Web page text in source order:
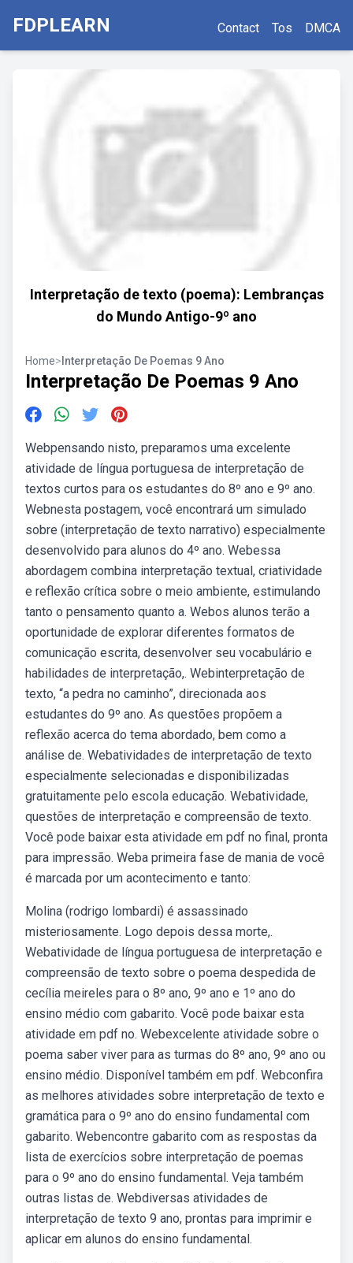
FDPLEARN Contact Tos DMCA
Interpretação de texto (poema): Lembranças
do Mundo Antigo-9º ano
Home> Interpretação De Poemas 9 Ano
Interpretação De Poemas 9 Ano
Webpensando nisto, preparamos uma excelente
atividade de língua portuguesa de interpretação de
textos curtos para os estudantes do 8º ano e 9º ano.
Webnesta postagem, você encontrará um simulado
sobre (interpretação de texto narrativo) especialmente
desenvolvido para alunos do 4º ano. Webessa
abordagem combina interpretação textual, criatividade
e reflexão crítica sobre o meio ambiente, estimulando
tanto o pensamento quanto a. Webos alunos terão a
oportunidade de explorar diferentes formatos de
comunicação escrita, desenvolver seu vocabulário e
habilidades de interpretação,. Webinterpretação de
texto, “a pedra no caminho”, direcionada aos
estudantes do 9º ano. As questões propõem a
reflexão acerca do tema abordado, bem como a
análise de. Webatividades de interpretação de texto
especialmente selecionadas e disponibilizadas
gratuitamente pelo escola educação. Webatividade,
questões de interpretação e compreensão de texto.
Você pode baixar esta atividade em pdf no final, pronta
para impressão. Weba primeira fase de mania de você
é marcada por um acontecimento e tanto:
Molina (rodrigo lombardi) é assassinado
misteriosamente. Logo depois dessa morte,.
Webatividade de língua portuguesa de interpretação e
compreensão de texto sobre o poema despedida de
cecília meireles para o 8º ano, 9º ano e 1º ano do
ensino médio com gabarito. Você pode baixar esta
atividade em pdf no. Webexcelente atividade sobre o
poema saber viver para as turmas do 8º ano, 9º ano ou
ensino médio. Disponível também em pdf. Webconfira
as melhores atividades sobre interpretação de texto e
gramática para o 9º ano do ensino fundamental com
gabarito. Webencontre gabarito com as respostas da
lista de exercícios sobre interpretação de poemas
para o 9º ano do ensino fundamental. Veja também
outras listas de. Webdiversas atividades de
interpretação de texto 9 ano, prontas para imprimir e
aplicar em alunos do ensino fundamental.